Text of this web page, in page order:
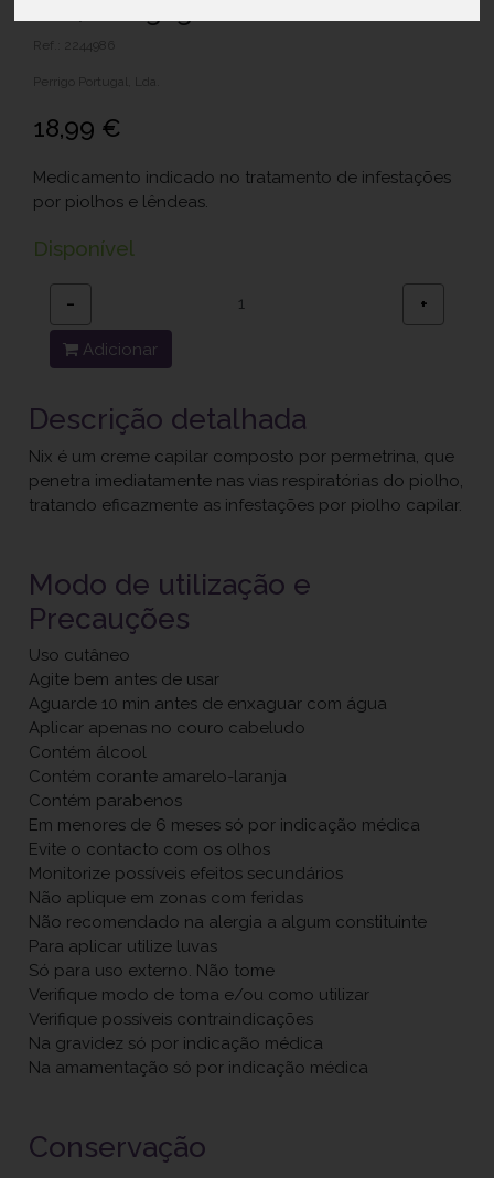
Ref.: 2244986
Perrigo Portugal, Lda.
18,99 €
Medicamento indicado no tratamento de infestações
por piolhos e lêndeas.
Disponível
− +
Adicionar
Descrição detalhada
Nix é um creme capilar composto por permetrina, que
penetra imediatamente nas vias respiratórias do piolho,
tratando eficazmente as infestações por piolho capilar.
Modo de utilização e
Precauções
Uso cutâneo
Agite bem antes de usar
Aguarde 10 min antes de enxaguar com água
Aplicar apenas no couro cabeludo
Contém álcool
Contém corante amarelo-laranja
Contém parabenos
Em menores de 6 meses só por indicação médica
Evite o contacto com os olhos
Monitorize possíveis efeitos secundários
Não aplique em zonas com feridas
Não recomendado na alergia a algum constituinte
Para aplicar utilize luvas
Só para uso externo. Não tome
Verifique modo de toma e/ou como utilizar
Verifique possíveis contraindicações
Na gravidez só por indicação médica
Na amamentação só por indicação médica
Conservação